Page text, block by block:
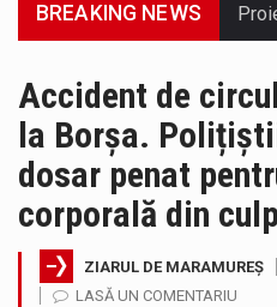
BREAKING NEWS
Accident de
la Borșa.
dosar penat
corporală din
ZIARUL DE MARAMUREȘ
LASĂ UN COMENTARIU